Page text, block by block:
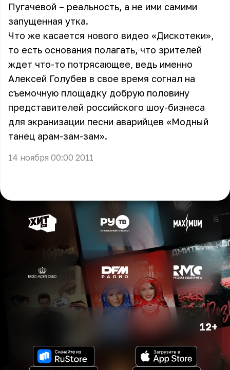
Пугачевой – реальность, а не ими самими
запущенная утка.
Что же касается нового видео «Дискотеки»,
то есть основания полагать, что зрителей
ждет что-то потрясающее, ведь именно
Алексей Голубев в свое время согнал на
съемочную площадку добрую половину
представителей российского шоу-бизнеса
для экранизации песни аварийцев «Модный
танец арам-зам-зам».
14 ноября 00:00 2011
12+